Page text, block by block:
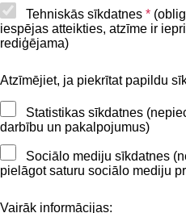
Tehniskās sīkdatnes *
iespējas atteikties, atzīme ir
rediģējama)
Atzīmējiet, ja piekrītat papildu
Statistikas sīkdatnes
darbību un pakalpojumus)
Sociālo mediju sīkdatnes
pielāgot saturu sociālo mediju
Vairāk informācijas:
BIS